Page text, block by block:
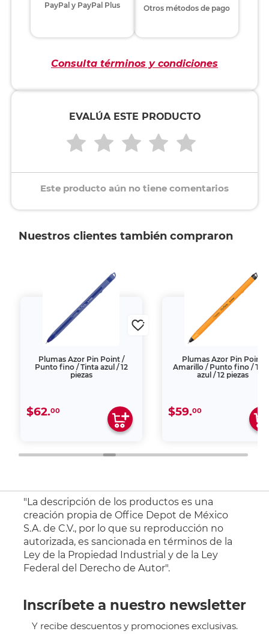
PayPal y PayPal Plus Otros métodos de pago
Consulta términos y condiciones
EVALÚA ESTE PRODUCTO
Este producto aún no tiene comentarios
Nuestros clientes también compraron
Plumas Azor Pin Point /
Punto fino / Tinta azul / 12
piezas
$62.00
Plumas Azor Pin Point
Amarillo / Punto fino /
azul / 12 piezas
$59.00
"La descripción de los productos es una
creación propia de Office Depot de México
S.A. de C.V., por lo que su reproducción no
autorizada, es sancionada en términos de la
Ley de la Propiedad Industrial y de la Ley
Federal del Derecho de Autor".
Inscríbete a nuestro newsletter
Y recibe descuentos y promociones exclusivas.